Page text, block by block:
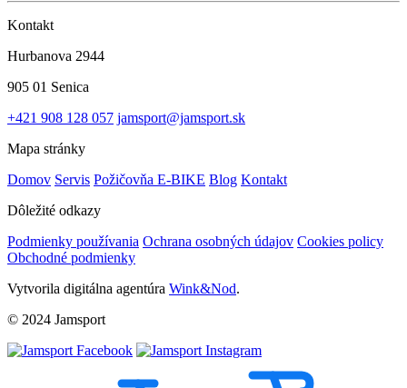
Kontakt
Hurbanova 2944
905 01 Senica
+421 908 128 057 jamsport@jamsport.sk
Mapa stránky
Domov Servis Požičovňa E-BIKE Blog Kontakt
Dôležité odkazy
Podmienky používania Ochrana osobných údajov Cookies policy
Obchodné podmienky
Vytvorila digitálna agentúra Wink&Nod.
© 2024 Jamsport